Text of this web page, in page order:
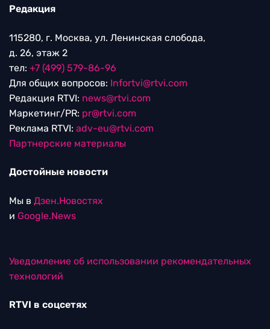
Редакция
115280, г. Москва, ул. Ленинская слобода,
д. 26, этаж 2
тел: +7 (499) 579-86-96
Для общих вопросов: Infortvi@rtvi.com
Редакция RTVI: news@rtvi.com
Маркетинг/PR: pr@rtvi.com
Реклама RTVI: adv-eu@rtvi.com
Партнерские материалы
Достойные новости
Мы в Дзен.Новостях
и Google.News
Уведомление об использовании рекомендательных
технологий
RTVI в соцсетях